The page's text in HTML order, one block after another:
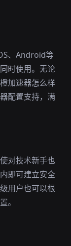
、Android等
时使用。无论
加速器怎么样
配置支持，满
对技术新手也
即可建立安全
用户也可以根
。